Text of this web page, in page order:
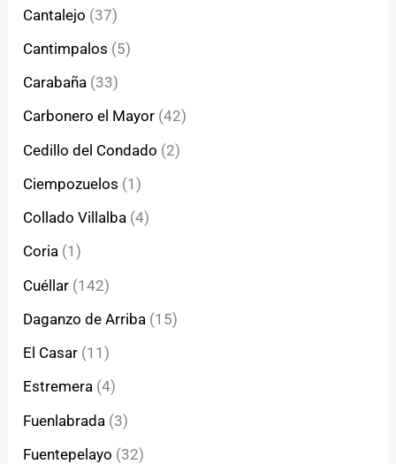
Cantalejo (37)
Cantimpalos (5)
Carabaña (33)
Carbonero el Mayor (42)
Cedillo del Condado (2)
Ciempozuelos (1)
Collado Villalba (4)
Coria (1)
Cuéllar (142)
Daganzo de Arriba (15)
El Casar (11)
Estremera (4)
Fuenlabrada (3)
Fuentepelayo (32)